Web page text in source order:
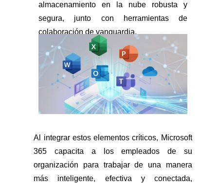
almacenamiento en la nube robusta y
segura, junto con herramientas de
colaboración de vanguardia.
Al integrar estos elementos críticos, Microsoft
365 capacita a los empleados de su
organización para trabajar de una manera
más inteligente, efectiva y conectada,